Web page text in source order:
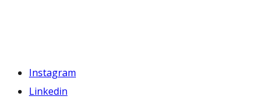
Instagram
Linkedin